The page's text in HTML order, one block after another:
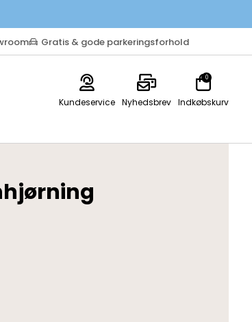
Gratis & gode parkeringsforhold
Kundeservice Nyhedsbrev Indkøbskurv
0